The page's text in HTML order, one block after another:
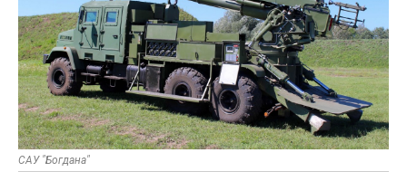
САУ "Богдана"